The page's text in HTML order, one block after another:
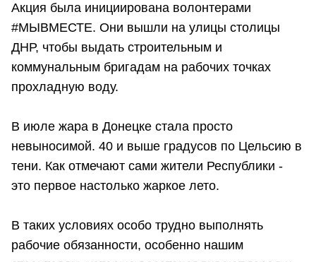
Акция была инициирована волонтерами
#МЫВМЕСТЕ. Они вышли на улицы столицы
ДНР, чтобы выдать строительным и
коммунальным бригадам на рабочих точках
прохладную воду.
В июле жара в Донецке стала просто
невыносимой. 40 и выше градусов по Цельсию в
тени. Как отмечают сами жители Республики -
это первое настолько жаркое лето.
В таких условиях особо трудно выполнять
рабочие обязанности, особенно нашим